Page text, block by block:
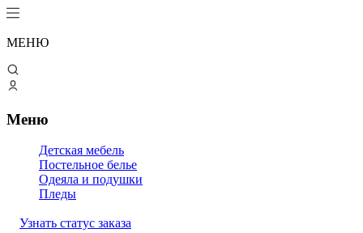
МЕНЮ
Меню
Детская мебель
Постельное белье
Одеяла и подушки
Пледы
Узнать статус заказа